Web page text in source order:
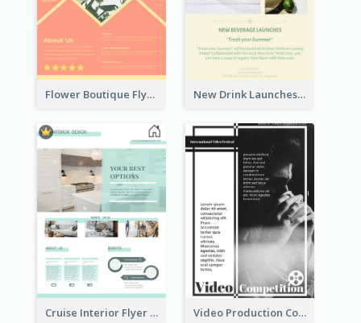
Flower Boutique Flyer New Drink Launches Lime Soda Poster
Cruise Interior Flyer Video Production Competition Flyer